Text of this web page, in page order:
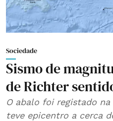
Sociedade
Sismo de
de Richter
O abalo foi registado
teve epicentro a cerca